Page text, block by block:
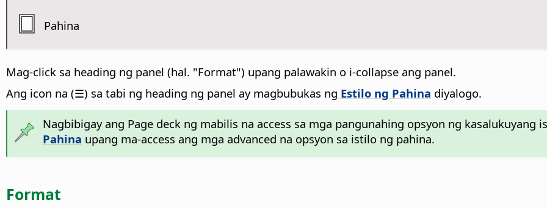
Pahina
Mag-click sa heading ng panel (hal. "Format") upang palawakin o i-collapse ang panel.
Ang icon na (☰) sa tabi ng heading ng panel ay magbubukas ng Estilo ng Pahina diyalogo.
Nagbibigay ang Page deck ng mabilis na access sa mga pangunahing opsyon ng kasalukuyang
Pahina upang ma-access ang mga advanced na opsyon sa istilo ng pahina.
Format